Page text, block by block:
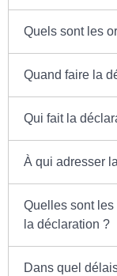
Quels sont les
Quand faire la
Qui fait la
À qui adresser
Quelles sont
la déclaration ?
Dans quel